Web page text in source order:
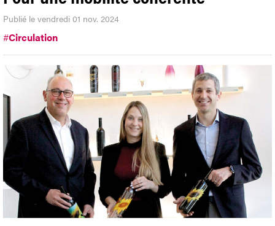
Publié le vendredi 01 nov. 2024
#Circulation